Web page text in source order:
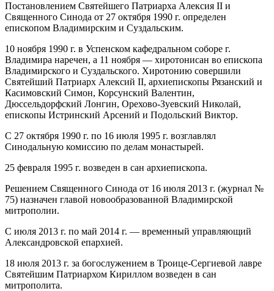
Постановлением Святейшего Патриарха Алексия II и
Священного Синода от 27 октября 1990 г. определен
епископом Владимирским и Суздальским.
10 ноября 1990 г. в Успенском кафедральном соборе г.
Владимира наречен, а 11 ноября — хиротонисан во епископа
Владимирского и Суздальского. Хиротонию совершили
Святейший Патриарх Алексий II, архиепископы Рязанский и
Касимовский Симон, Корсунский Валентин,
Дюссельдорфский Лонгин, Орехово-Зуевский Николай,
епископы Истринский Арсений и Подольский Виктор.
С 27 октября 1990 г. по 16 июля 1995 г. возглавлял
Синодальную комиссию по делам монастырей.
25 февраля 1995 г. возведен в сан архиепископа.
Решением Священного Синода от 16 июля 2013 г. (журнал №
75) назначен главой новообразованной Владимирской
митрополии.
С июля 2013 г. по май 2014 г. — временный управляющий
Александровской епархией.
18 июля 2013 г. за богослужением в Троице-Сергиевой лавре
Святейшим Патриархом Кириллом возведен в сан
митрополита.